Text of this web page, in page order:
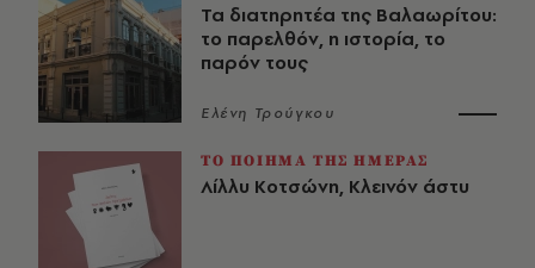
Τα διατηρητέα της Βαλαωρίτου:
το παρελθόν, η ιστορία, το
παρόν τους
Ελένη Τρούγκου
ΤΟ ΠΟΙΗΜΑ ΤΗΣ ΗΜΕΡΑΣ
Λίλλυ Κοτσώνη, Κλεινόν άστυ